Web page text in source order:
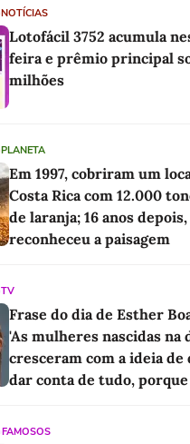
NOTÍCIAS
Lotofácil 3752 acumula
feira e prêmio principal
milhões
PLANETA
Em 1997, cobriram um
Costa Rica com 12.000
de laranja; 16 anos
reconheceu a paisagem
TV
Frase do dia de Esther
'As mulheres nascidas na
cresceram com a ideia de
dar conta de tudo, porque
FAMOSOS